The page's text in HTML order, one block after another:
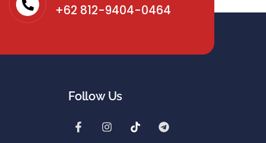
+62 812-9404-0464
Follow Us